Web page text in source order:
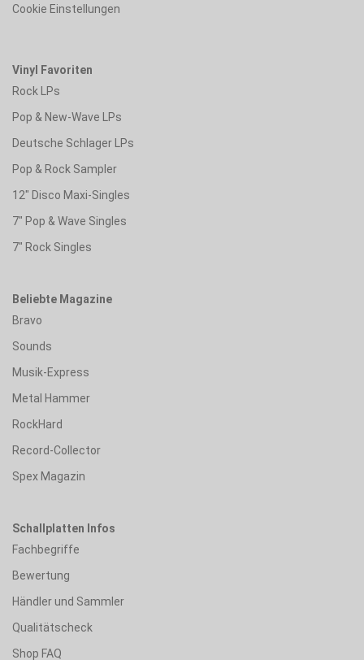
Cookie Einstellungen
Vinyl Favoriten
Rock LPs
Pop & New-Wave LPs
Deutsche Schlager LPs
Pop & Rock Sampler
12" Disco Maxi-Singles
7" Pop & Wave Singles
7" Rock Singles
Beliebte Magazine
Bravo
Sounds
Musik-Express
Metal Hammer
RockHard
Record-Collector
Spex Magazin
Schallplatten Infos
Fachbegriffe
Bewertung
Händler und Sammler
Qualitätscheck
Shop FAQ